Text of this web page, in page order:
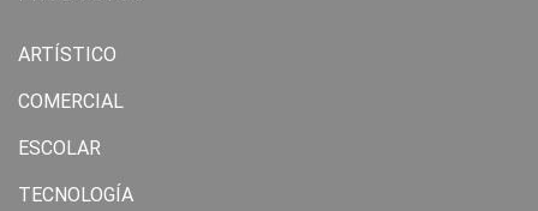
ARTÍSTICO
COMERCIAL
ESCOLAR
TECNOLOGÍA